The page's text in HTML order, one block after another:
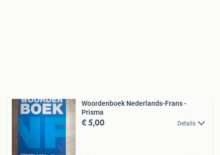
Woordenboek Nederlands-Frans -
Prisma
€ 5,00 Details